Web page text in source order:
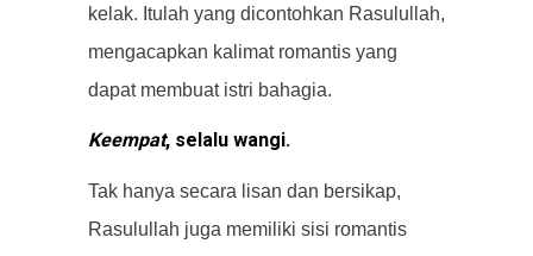
kelak. Itulah yang dicontohkan Rasulullah,
mengacapkan kalimat romantis yang
dapat membuat istri bahagia.
Keempat, selalu wangi.
Tak hanya secara lisan dan bersikap,
Rasulullah juga memiliki sisi romantis